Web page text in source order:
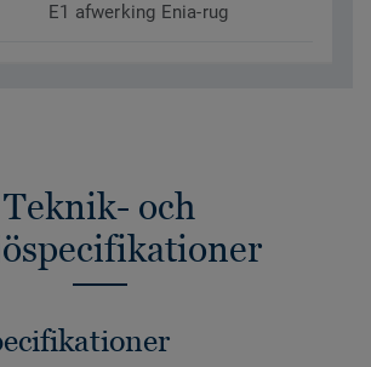
E1 afwerking Enia-rug
Teknik- och